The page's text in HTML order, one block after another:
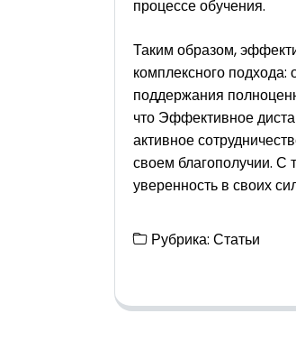
процессе обучения.
Таким образом,
комплексного
поддержания
что Эффективное
активное
своем благополучии. С
уверенность в своих
Рубрика: Статьи